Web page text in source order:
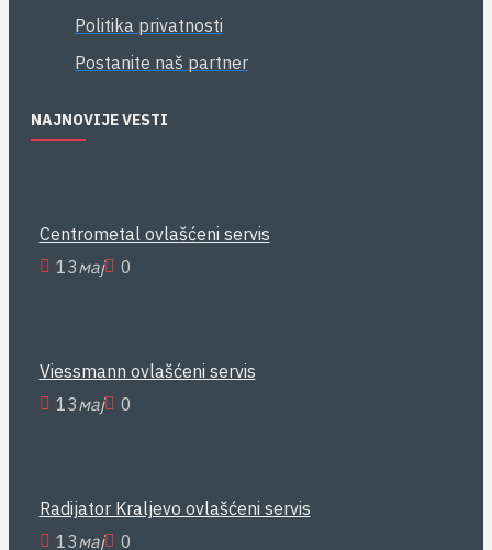
Politika privatnosti
Postanite naš partner
NAJNOVIJE VESTI
Centrometal ovlašćeni servis
13мај 0
Viessmann ovlašćeni servis
13мај 0
Radijator Kraljevo ovlašćeni servis
13мај 0